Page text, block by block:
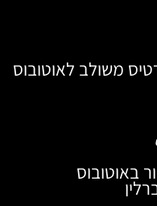
משולב לאוטובוס
באוטובוס